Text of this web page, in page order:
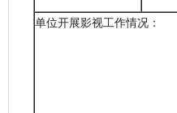
单位开展影视工作情况：